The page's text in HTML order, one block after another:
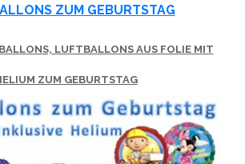
ZUM GEBURTSTAG
LUFTBALLONS AUS FOLIE MIT
ZUM GEBURTSTAG